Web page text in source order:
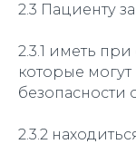
2.3 Пациенту
2.3.1 иметь
которые могут
безопасности
2.3.2